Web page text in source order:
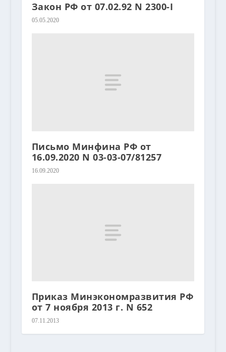
Закон РФ от 07.02.92 N 2300-I
05.05.2020
Письмо Минфина РФ от
16.09.2020 N 03-03-07/81257
16.09.2020
Приказ Минэкономразвития РФ
от 7 ноября 2013 г. N 652
07.11.2013